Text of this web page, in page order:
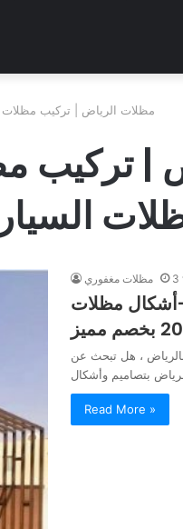
مظلات الرياض | تركيب مظلات
| تركيب
مظلات مغفوري 3
أشكال مظلات
، هل تبحث عن
Read More »